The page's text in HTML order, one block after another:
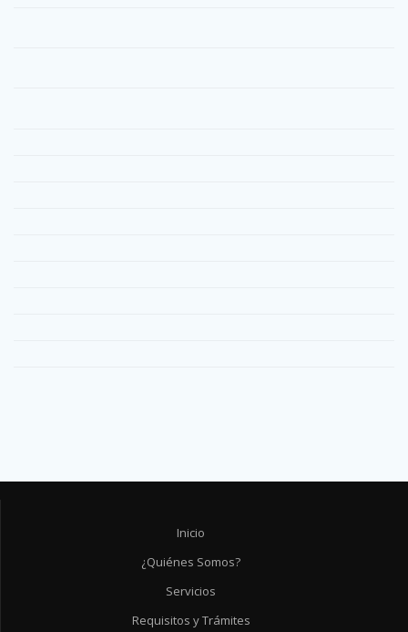
Inicio
¿Quiénes Somos?
Servicios
Requisitos y Trámites